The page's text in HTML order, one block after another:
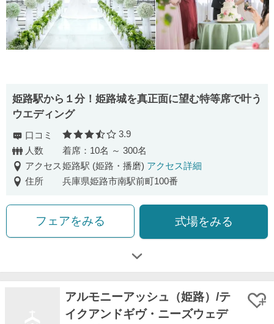
姫路駅から１分！姫路城を真正面に望む特等席で叶う
ウエディング
口コミ 口コミ評価
3.9
人数
着席：10名 ～ 300名
アクセス姫路駅 (姫路・播磨) アクセス詳細
住所
兵庫県姫路市南駅前町100番
フェアをみる 式場をみる
アルモニーアッシュ（姫路）/テ
イクアンドギヴ・ニーズウェデ